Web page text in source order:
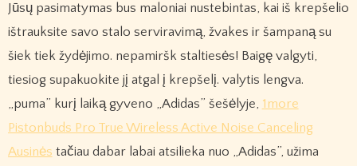
Jūsų pasimatymas bus maloniai nustebintas, kai iš krepšelio
ištrauksite savo stalo serviravimą, žvakes ir šampaną su
šiek tiek žydėjimo. nepamiršk staltiesės! Baigę valgyti,
tiesiog supakuokite jį atgal į krepšelį. valytis lengva.
„puma” kurį laiką gyveno „Adidas” šešėlyje, 1more
Pistonbuds Pro True Wireless Active Noise Canceling
Ausinės tačiau dabar labai atsilieka nuo „Adidas”, užima